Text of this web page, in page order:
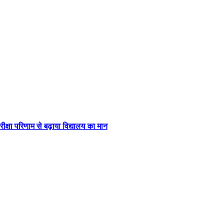
परिणाम से बढ़ाया विद्यालय का मान